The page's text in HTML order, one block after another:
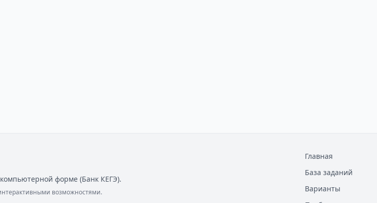
форме (Банк КЕГЭ).
возможностями.
Главная
База заданий
Варианты